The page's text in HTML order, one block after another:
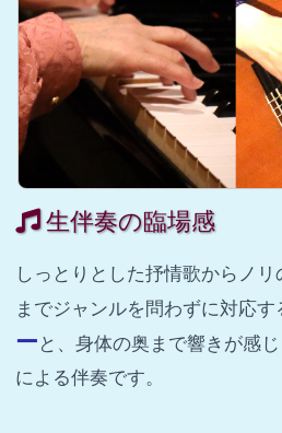
生伴奏の臨場感
しっとりとした抒情歌からノ
までジャンルを問わずに対応す
ー と、身体の奥まで響きが感
による伴奏です。